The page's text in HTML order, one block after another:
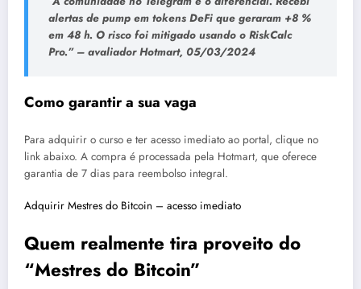
alertas de pump em tokens DeFi que geraram +8 %
em 48 h. O risco foi mitigado usando o RiskCalc
Pro.” – avaliador Hotmart, 05/03/2024
Como garantir a sua vaga
Para adquirir o curso e ter acesso imediato ao portal, clique no
link abaixo. A compra é processada pela Hotmart, que oferece
garantia de 7 dias para reembolso integral.
Adquirir Mestres do Bitcoin – acesso imediato
Quem realmente tira proveito do
“Mestres do Bitcoin”